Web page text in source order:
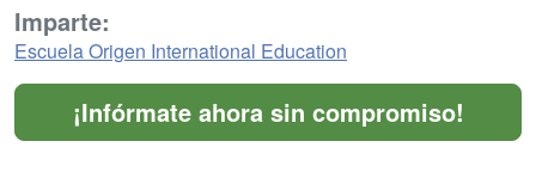
Imparte:
Escuela Origen International Education
¡Infórmate ahora sin compromiso!